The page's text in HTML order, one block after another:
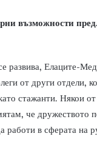
възможности
развива, Елаците-
от други отдели,
стажанти. Някои
че дружеството
работи в сферата на